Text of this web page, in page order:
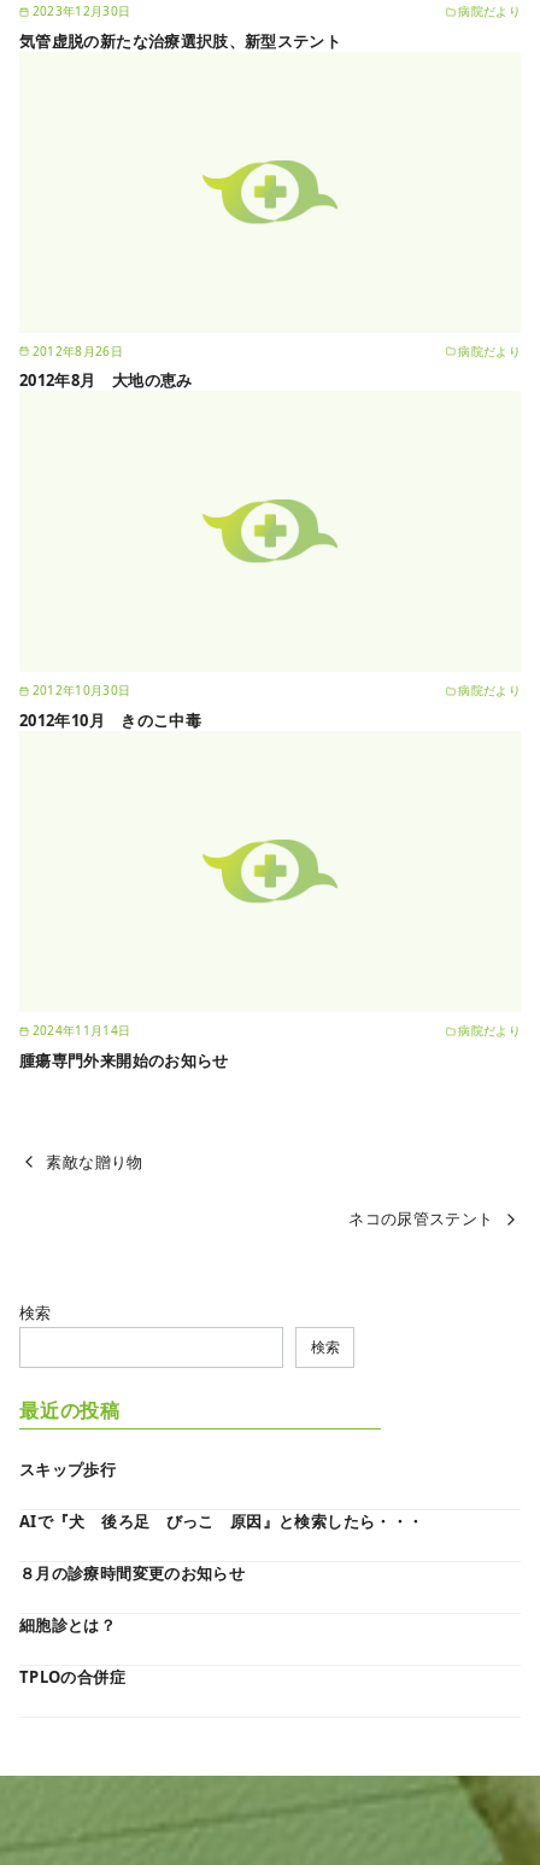
2023年12月30日 病院だより
気管虚脱の新たな治療選択肢、新型ステント
2012年8月26日 病院だより
2012年8月 大地の恵み
2012年10月30日 病院だより
2012年10月 きのこ中毒
2024年11月14日 病院だより
腫瘍専門外来開始のお知らせ
素敵な贈り物
ネコの尿管ステント
検索
検索
最近の投稿
スキップ歩行
AIで『犬 後ろ足 びっこ 原因』と検索したら・・・
８月の診療時間変更のお知らせ
細胞診とは？
TPLOの合併症